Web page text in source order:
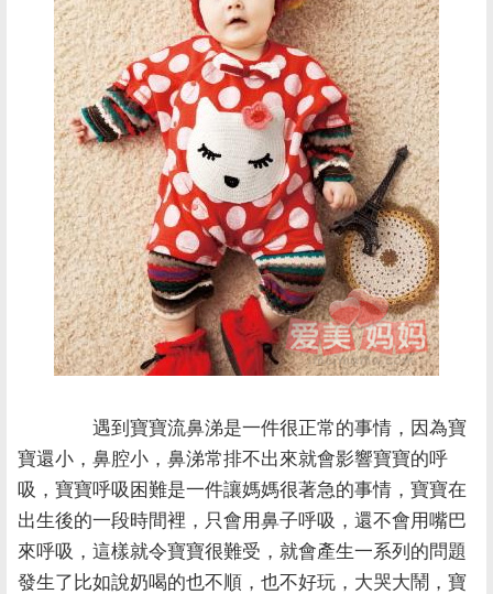
遇到寶寶流鼻涕是一件很正常的事情，因為寶
寶還小，鼻腔小，鼻涕常排不出來就會影響寶寶的呼
吸，寶寶呼吸困難是一件讓媽媽很著急的事情，寶寶在
出生後的一段時間裡，只會用鼻子呼吸，還不會用嘴巴
來呼吸，這樣就令寶寶很難受，就會產生一系列的問題
發生了比如說奶喝的也不順，也不好玩，大哭大鬧，寶